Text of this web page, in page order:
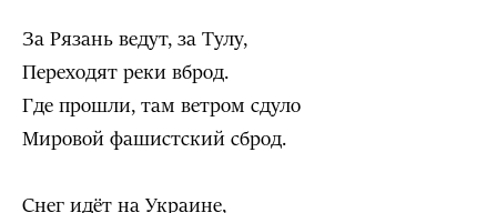
За Рязань ведут, за Тулу,
Переходят реки вброд.
Где прошли, там ветром сдуло
Мировой фашистский сброд.
Снег идёт на Украине,